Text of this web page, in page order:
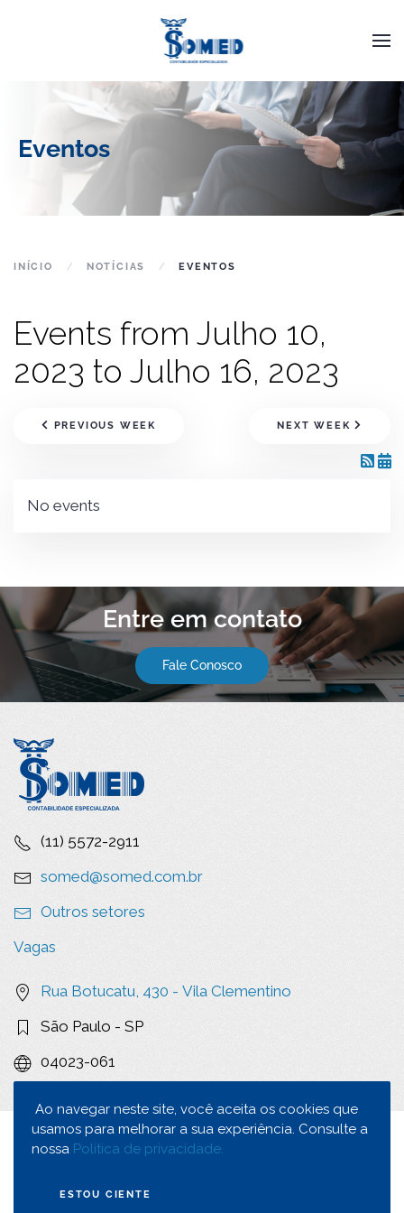
Eventos
INÍCIO NOTÍCIAS EVENTOS
Events from Julho 10,
2023 to Julho 16, 2023
PREVIOUS WEEK NEXT WEEK
No events
Entre em contato
Fale Conosco
(11) 5572-2911
somed@somed.com.br
Outros setores
Vagas
Rua Botucatu, 430 - Vila Clementino
São Paulo - SP
04023-061
2023Todos os Direitos Reservados |
Ao navegar neste site, você aceita os cookies que
usamos para melhorar a sua experiência. Consulte a
nossa Politica de privacidade.
ESTOU CIENTE